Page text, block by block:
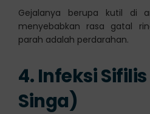
Gejalanya berupa kutil di
menyebabkan rasa gatal
parah adalah perdarahan.
4. Infeksi
Singa)